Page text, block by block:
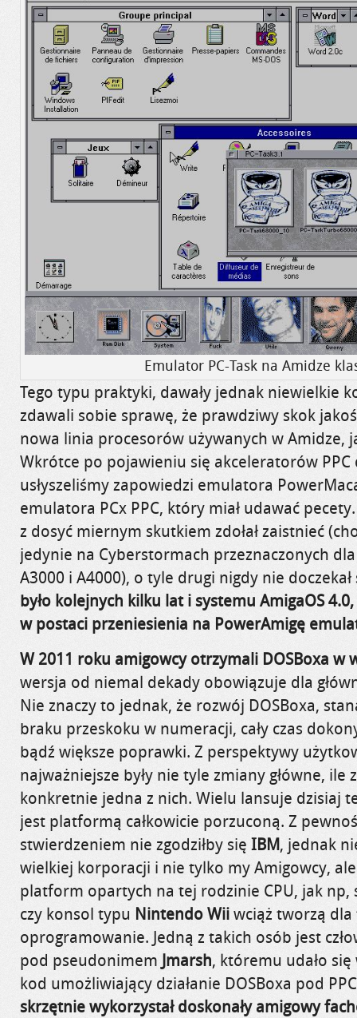
Emulator PC-Task na Amidze
Tego typu praktyki, dawały jednak niewielkie
zdawali sobie sprawę, że prawdziwy skok
nowa linia procesorów używanych w Amidze,
Wkrótce po pojawieniu się akceleratorów PPC
usłyszeliśmy zapowiedzi emulatora
emulatora PCx PPC, który miał udawać
z dosyć miernym skutkiem zdołał zaistnieć
jedynie na Cyberstormach przeznaczonych
A3000 i A4000), o tyle drugi nigdy nie
było kolejnych kilku lat i systemu AmigaOS
w postaci przeniesienia na PowerAmigę
W 2011 roku amigowcy otrzymali DOSBoxa w
wersja od niemal dekady obowiązuje dla
Nie znaczy to jednak, że rozwój DOSBoxa,
braku przeskoku w numeracji, cały czas
bądź większe poprawki. Z perspektywy
najważniejsze były nie tyle zmiany główne, ile
konkretnie jedna z nich. Wielu lansuje dzisiaj
jest platformą całkowicie porzuconą. Z
stwierdzeniem nie zgodziłby się IBM, jednak
wielkiej korporacji i nie tylko my Amigowcy,
platform opartych na tej rodzinie CPU, jak np,
czy konsol typu Nintendo Wiiwciąż tworzą
oprogramowanie. Jedną z takich osób jest
pod pseudonimem Jmarsh, któremu udało
kod umożliwiający działanie DOSBoxa pod
skrzętnie wykorzystał doskonały amigowy